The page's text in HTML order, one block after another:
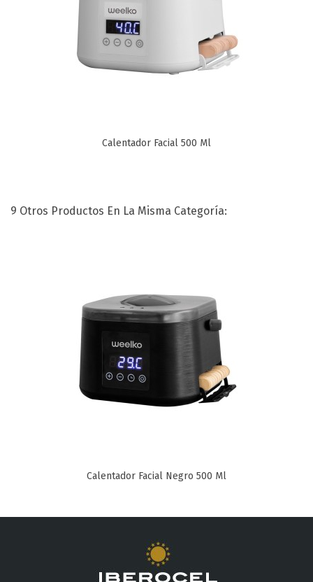
Calentador Facial 500 Ml
9 Otros Productos En La Misma Categoría:
Calentador Facial Negro 500 Ml